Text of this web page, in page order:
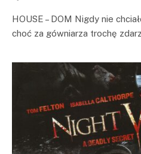
HOUSE – DOM Nigdy nie
choć za gówniarza trochę